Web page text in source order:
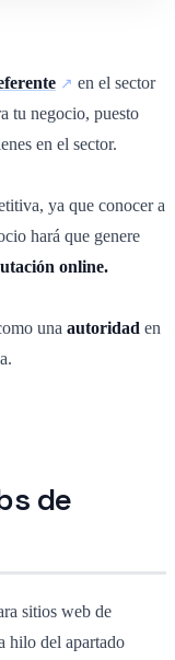
en el sector
tu negocio, puesto
en el sector.
ya que conocer a
hará que genere
online.
una autoridad en
de
sitios web de
hilo del apartado